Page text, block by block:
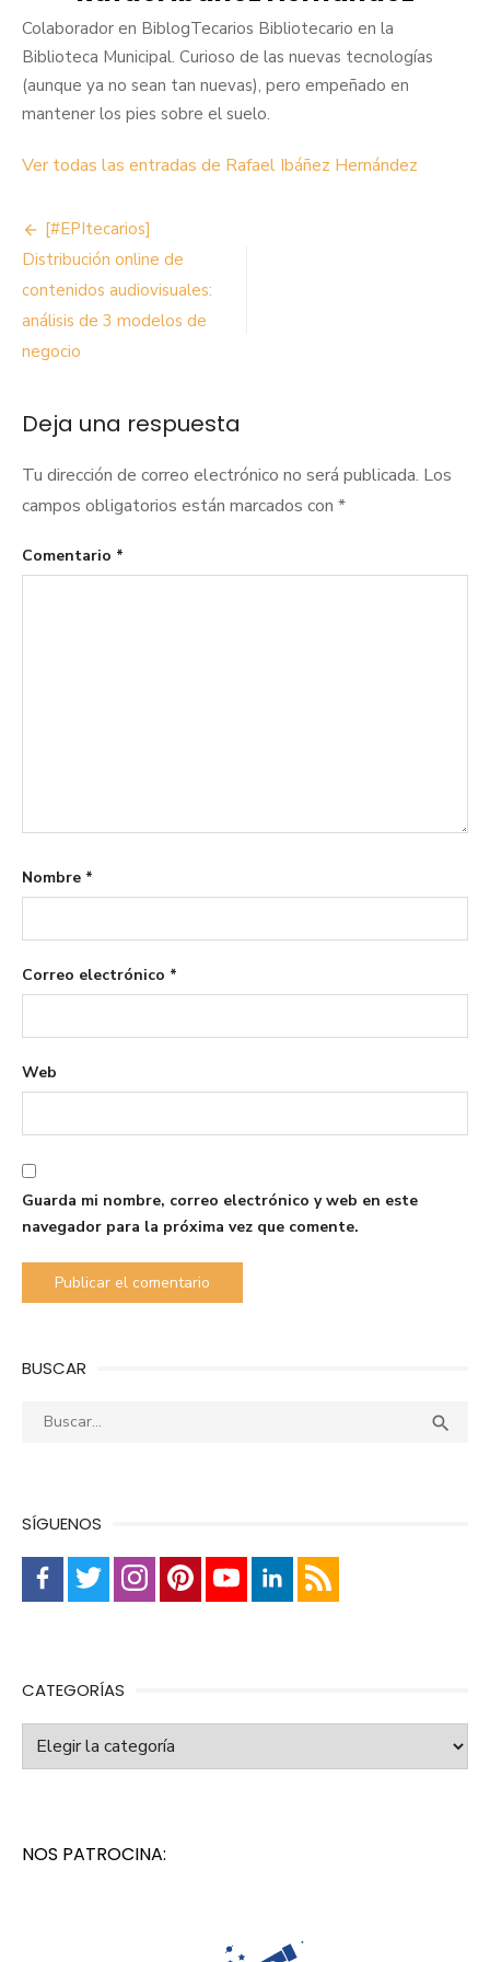
Colaborador en BiblogTecarios Bibliotecario en la
Biblioteca Municipal. Curioso de las nuevas tecnologías
(aunque ya no sean tan nuevas), pero empeñado en
mantener los pies sobre el suelo.
Ver todas las entradas de Rafael Ibáñez Hernández
Navegación
de
entradas
[#EPItecarios]
Distribución online de
contenidos audiovisuales:
análisis de 3 modelos de
negocio
Deja una respuesta
Tu dirección de correo electrónico no será publicada. Los
campos obligatorios están marcados con *
Comentario *
Nombre *
Correo electrónico *
Web
Guarda mi nombre, correo electrónico y web en este
navegador para la próxima vez que comente.
BUSCAR
Buscar: 
SÍGUENOS
CATEGORÍAS
Categorías
NOS PATROCINA: